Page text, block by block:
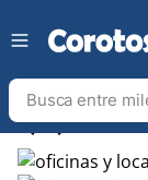
chevron_leftchevron_right